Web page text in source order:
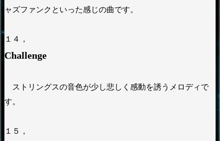
ャズファンクといった感じの曲です。
１４，
Challenge
ストリングスの音色が少し悲しく感動を誘うメロディで
す。
１５，